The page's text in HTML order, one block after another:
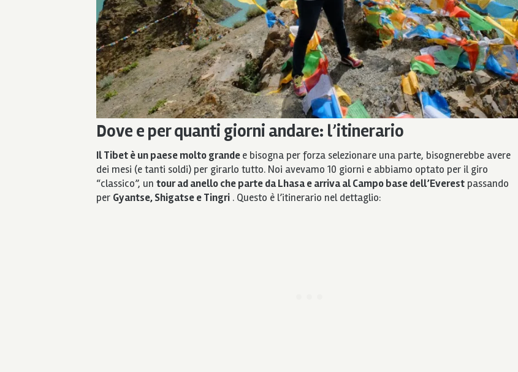
Dove e per quanti giorni andare: l’itinerario
Il Tibet è un paese molto grandee bisogna per forza selezionare una parte, bisognerebbe avere
dei mesi (e tanti soldi) per girarlo tutto. Noi avevamo 10 giorni e abbiamo optato per il giro
“classico”, un tour ad anello che parte da Lhasa e arriva al Campo base dell’Everest passando
per Gyantse, Shigatse e Tingri . Questo è l’itinerario nel dettaglio: